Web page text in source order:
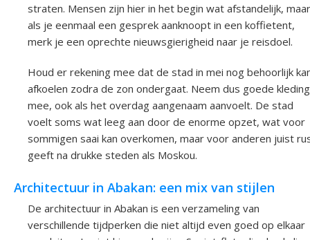
straten. Mensen zijn hier in het begin wat afstandelijk, maar
als je eenmaal een gesprek aanknoopt in een koffietent,
merk je een oprechte nieuwsgierigheid naar je reisdoel.
Houd er rekening mee dat de stad in mei nog behoorlijk
afkoelen zodra de zon ondergaat. Neem dus goede kleding
mee, ook als het overdag aangenaam aanvoelt. De stad
voelt soms wat leeg aan door de enorme opzet, wat voor
sommigen saai kan overkomen, maar voor anderen juist
geeft na drukke steden als Moskou.
Architectuur in Abakan: een mix van stijlen
De architectuur in Abakan is een verzameling van
verschillende tijdperken die niet altijd even goed op elkaar